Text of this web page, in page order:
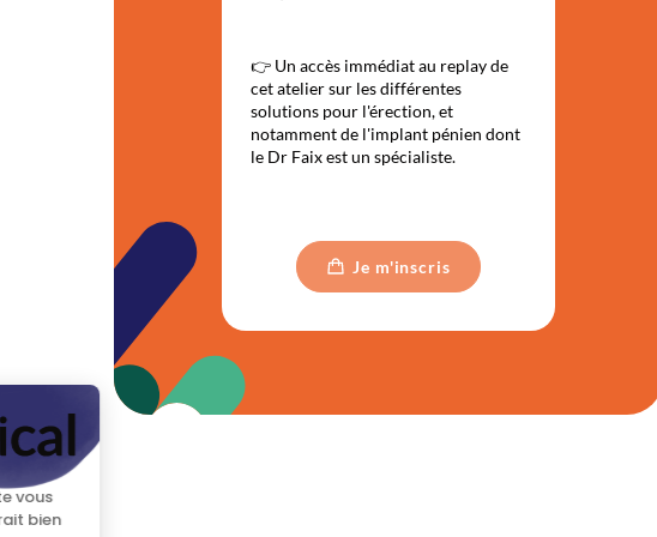
👉 Un accès immédiat au replay de
cet atelier sur les différentes
solutions pour l'érection, et
notamment de l'implant pénien dont
le Dr Faix est un spécialiste.